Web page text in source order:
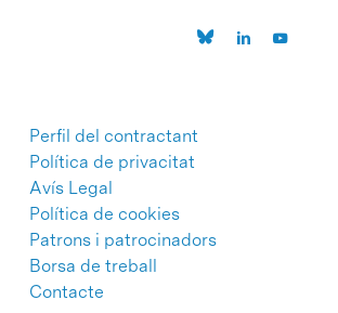
Perfil del contractant
Política de privacitat
Avís Legal
Política de cookies
Patrons i patrocinadors
Borsa de treball
Contacte